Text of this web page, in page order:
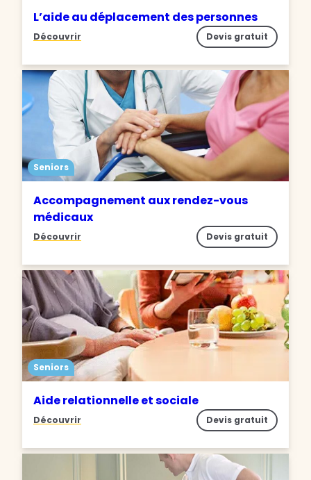
L’aide au déplacement des personnes
Découvrir Devis gratuit
Seniors
Accompagnement aux rendez-vous
médicaux
Découvrir Devis gratuit
Seniors
Aide relationnelle et sociale
Découvrir Devis gratuit